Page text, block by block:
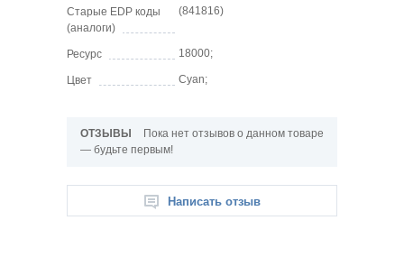
Старые EDP коды
(аналоги)
(841816)
Ресурс 18000;
Цвет Cyan;
ОТЗЫВЫ
Пока нет отзывов о данном товаре
— будьте первым!
Написать отзыв